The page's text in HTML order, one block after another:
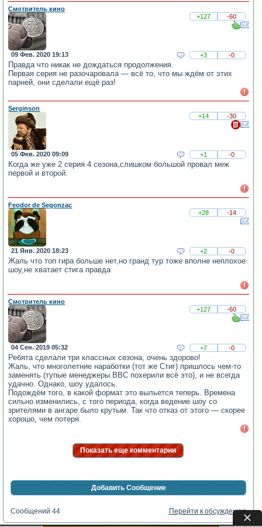
Смотритель кино
+127
-60
09 Фев. 2020 19:13 +3 -0
Правда что никак не дождаться продолжения.
Первая серия не разочаровала — всё то, что мы ждём от этих
парней, они сделали ещё раз!
Serginson
+14
-30
05 Фев. 2020 09:09 +1 -0
Когда же уже 2 серия 4 сезона,слишком большой провал меж
первой и второй.
Feodor de Segonzac
+28
-14
21 Янв. 2020 18:23 +2 -0
Жаль что топ гира больше нет,но гранд тур тоже вполне неплохое
шоу,не хватает стига правда
Смотритель кино
+127
-60
04 Сен. 2019 05:32 +7 -0
Ребята сделали три классных сезона, очень здорово!
Жаль, что многолетние наработки (тот же Стиг) пришлось чем-то
заменять (тупые менеджеры BBC похерили всё это), и не всегда
удачно. Однако, шоу удалось.
Подождём того, в какой формат это выльется теперь. Времена
сильно изменились, с того периода, когда ведение шоу со
зрителями в ангаре было крутым. Так что отказ от этого — скорее
хорошо, чем потеря.
Показать еще комментарии
Добавить Сообщение
Сообщений 44 Перейти к обсуждению